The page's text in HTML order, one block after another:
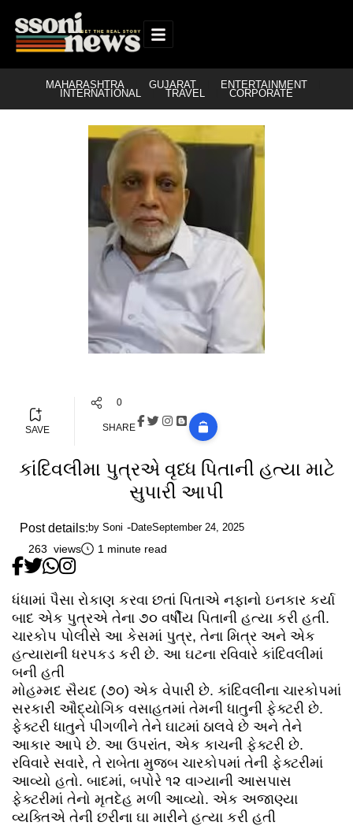
MAHARASHTRA GUJARAT ENTERTAINMENT
INTERNATIONAL TRAVEL CORPORATE
SAVE
0
SHARE
કાંદિવલીમા પુત્રએ વૃધ્ધ પિતાની હત્યા માટે
સુપારી આપી
Post details: by Soni DateSeptember 24, 2025
263 views 1 minute read
ધંધામાં પૈસા રોકાણ કરવા છતાં પિતાએ નફાનો ઇનકાર કર્યા
બાદ એક પુત્રએ તેના ૭૦ વર્ષીય પિતાની હત્યા કરી હતી.
ચારકોપ પોલીસે આ કેસમાં પુત્ર, તેના મિત્ર અને એક
હત્યારાની ધરપકડ કરી છે. આ ઘટના રવિવારે કાંદિવલીમાં
બની હતી
મોહમ્મદ સૈયદ (૭૦) એક વેપારી છે. કાંદિવલીના ચારકોપમાં
સરકારી ઔદ્યોગિક વસાહતમાં તેમની ધાતુની ફેક્ટરી છે.
ફેક્ટરી ધાતુને પીગળીને તેને ઘાટમાં ઠાલવે છે અને તેને
આકાર આપે છે. આ ઉપરાંત, એક કાચની ફેક્ટરી છે.
રવિવારે સવારે, તે રાબેતા મુજબ ચારકોપમાં તેની ફેક્ટરીમાં
આવ્યો હતો. બાદમાં, બપોરે ૧૨ વાગ્યાની આસપાસ
ફેક્ટરીમાં તેનો મૃતદેહ મળી આવ્યો. એક અજાણ્યા
વ્યક્તિએ તેની છરીના ઘા મારીને હત્યા કરી હતી